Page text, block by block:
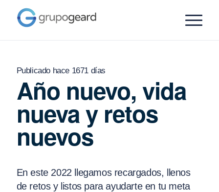
Publicado hace 1671 días
Año nuevo, vida
nueva y retos
nuevos
En este 2022 llegamos recargados, llenos
de retos y listos para ayudarte en tu meta